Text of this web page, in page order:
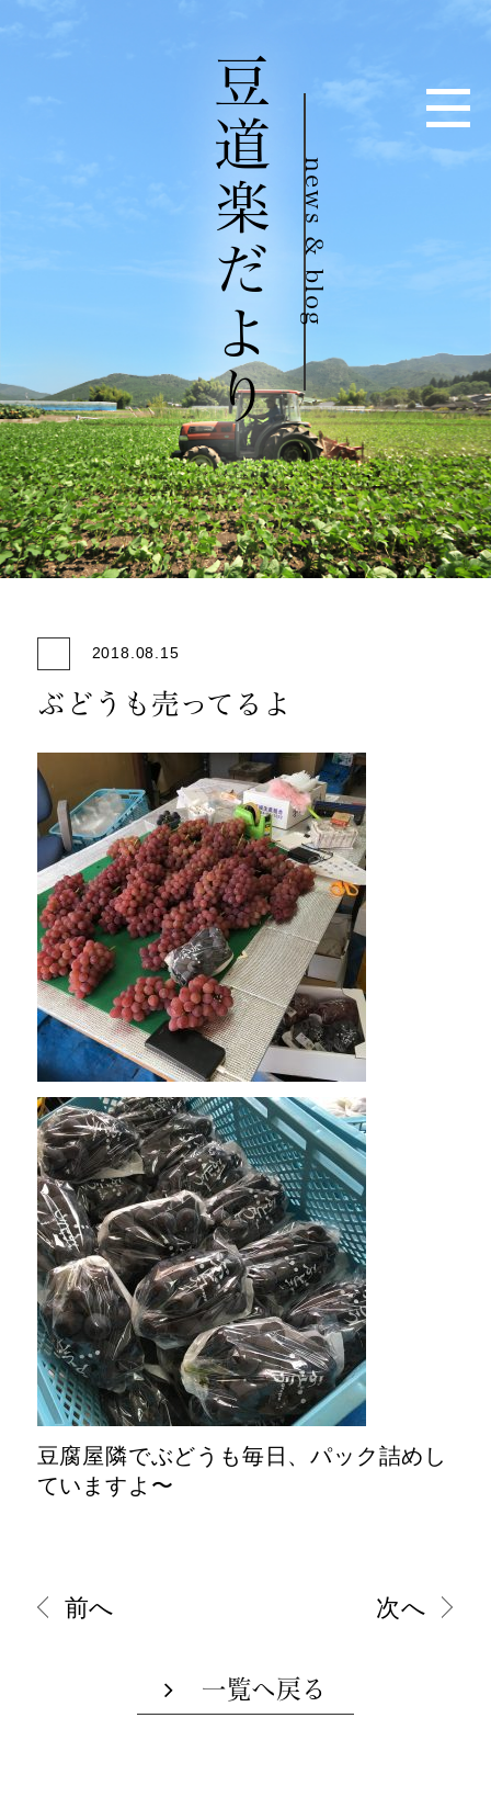
豆道楽だよりnews & blog
2018.08.15
ぶどうも売ってるよ
豆腐屋隣でぶどうも毎日、パック詰めし
ていますよ〜
前へ 次へ
一覧へ戻る